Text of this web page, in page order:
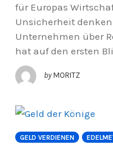
für Europas
Unsicherheit
Unternehmen über
hat auf den ersten
by MORITZ
GELD VERDIENEN